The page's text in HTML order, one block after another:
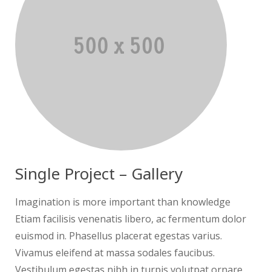
Single Project – Gallery
Imagination is more important than knowledge
Etiam facilisis venenatis libero, ac fermentum dolor
euismod in. Phasellus placerat egestas varius.
Vivamus eleifend at massa sodales faucibus.
Vestibulum egestas nibh in turpis volutpat ornare.